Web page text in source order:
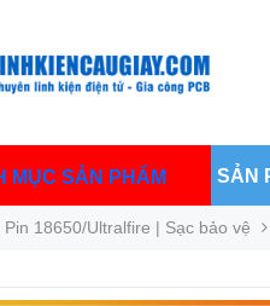
MỤC SẢN PHẨM SẢN
Pin 18650/Ultralfire | Sạc bảo vệ